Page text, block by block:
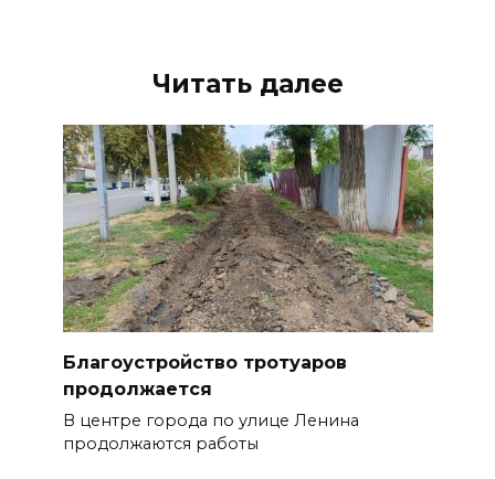
Читать далее
Благоустройство тротуаров
продолжается
В центре города по улице Ленина
продолжаются работы